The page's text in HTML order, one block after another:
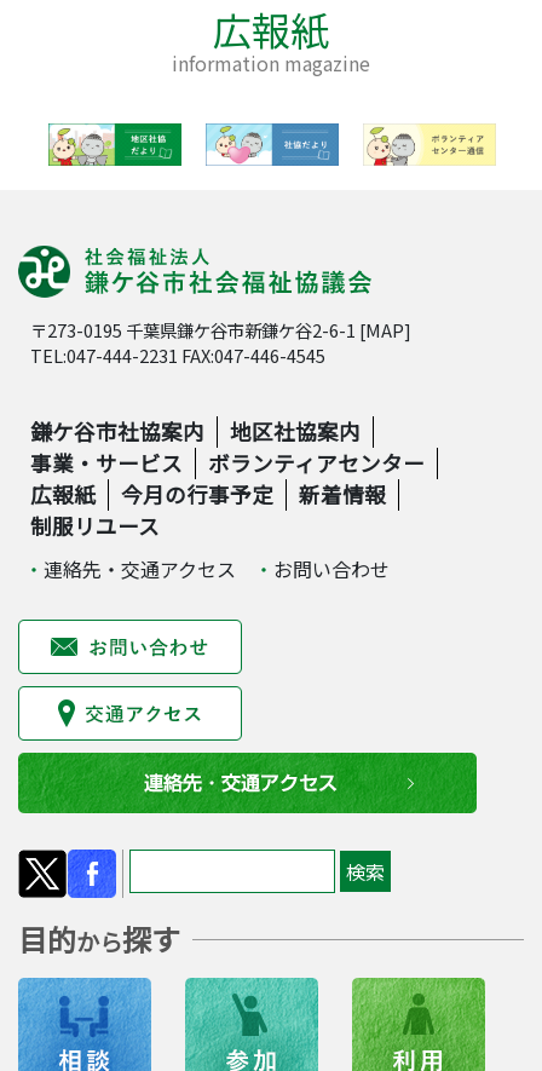
広報紙
information magazine
〒273-0195 千葉県鎌ケ谷市新鎌ケ谷2-6-1 [MAP]
TEL:047-444-2231 FAX:047-446-4545
鎌ケ谷市社協案内
地区社協案内
事業・サービス
ボランティアセンター
広報紙
今月の行事予定
新着情報
制服リユース
連絡先・交通アクセス お問い合わせ
目的から探す